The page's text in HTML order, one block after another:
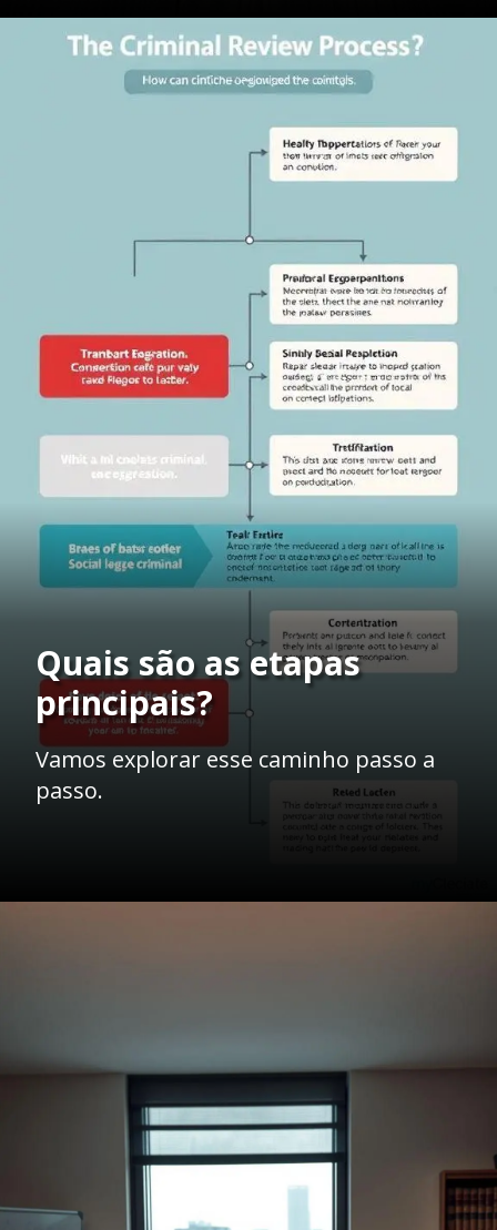
Openinghttps://ademilsoncs.adv.br/
Quais são as etapas
principais?
Vamos explorar esse caminho passo a
passo.